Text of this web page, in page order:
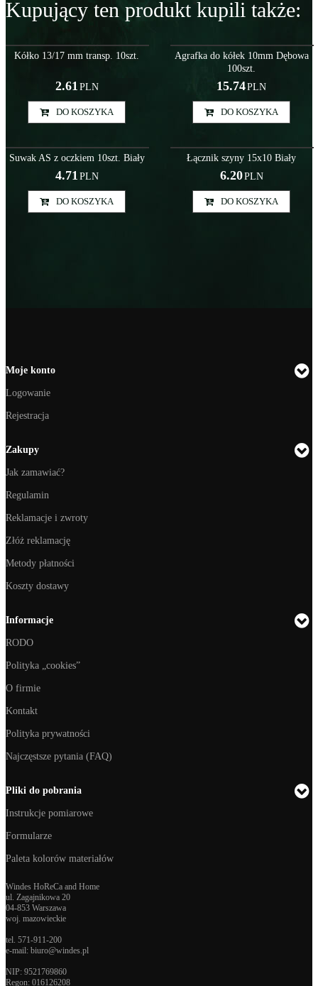
Kupujący ten produkt kupili także:
Kółko 13/17 mm transp. 10szt.
2.61PLN
DO KOSZYKA
Agrafka do kółek 10mm Dębowa
100szt.
15.74PLN
DO KOSZYKA
Suwak AS z oczkiem 10szt. Biały
4.71PLN
DO KOSZYKA
Łącznik szyny 15x10 Biały
6.20PLN
DO KOSZYKA
Moje konto
Logowanie
Rejestracja
Zakupy
Jak zamawiać?
Regulamin
Reklamacje i zwroty
Złóż reklamację
Metody płatności
Koszty dostawy
Informacje
RODO
Polityka „cookies”
O firmie
Kontakt
Polityka prywatności
Najczęstsze pytania (FAQ)
Pliki do pobrania
Instrukcje pomiarowe
Formularze
Paleta kolorów materiałów
Windes HoReCa and Home
ul. Zagajnikowa 20
04-853 Warszawa
woj. mazowieckie
tel. 571-911-200
e-mail: biuro@windes.pl
NIP: 9521769860
Regon: 016126208